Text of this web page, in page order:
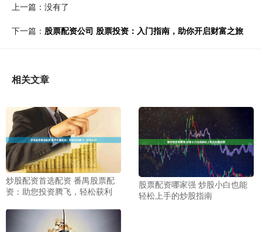
上一篇：没有了
下一篇： 股票配资公司 股票投资：入门指南，助你开启财富之旅
相关文章
炒股配资首选配资 番禺股票配
资：助您投资腾飞，轻松获利
股票配资哪家强 炒股小白也能
轻松上手的炒股指南